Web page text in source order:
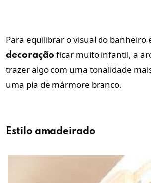
Para equilibrar o visual do banheiro
decoração ficar muito infantil, a
trazer algo com uma tonalidade
uma pia de mármore branco.
Estilo amadeirado